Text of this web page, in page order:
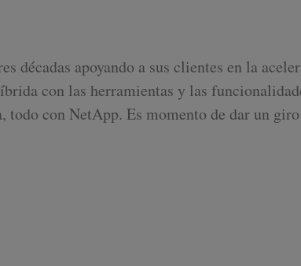
apoyando a sus clientes en la
con las herramientas y las
todo con NetApp. Es momento de dar un